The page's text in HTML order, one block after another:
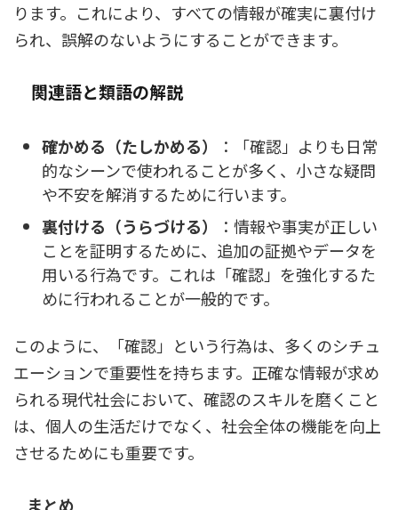
ります。これにより、すべての情報が確実に裏付け
られ、誤解のないようにすることができます。
関連語と類語の解説
確かめる（たしかめる）
：「確認」よりも日常
的なシーンで使われることが多く、小さな疑問
や不安を解消するために行います。
裏付ける（うらづける）
：情報や事実が正しい
ことを証明するために、追加の証拠やデータを
用いる行為です。これは「確認」を強化するた
めに行われることが一般的です。
このように、「確認」という行為は、多くのシチュ
エーションで重要性を持ちます。正確な情報が求め
られる現代社会において、確認のスキルを磨くこと
は、個人の生活だけでなく、社会全体の機能を向上
させるためにも重要です。
まとめ